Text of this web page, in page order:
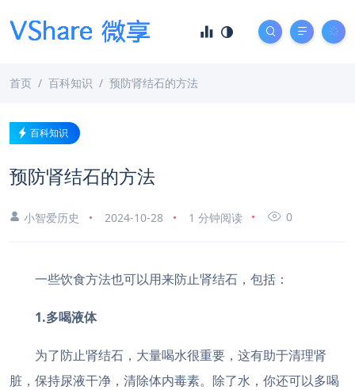
首页 百科知识 预防肾结石的方法
百科知识
预防肾结石的方法
小智爱历史 2024-10-28 1 分钟阅读 0
一些饮食方法也可以用来防止肾结石，包括：
1.多喝液体
为了防止肾结石，大量喝水很重要，这有助于清理肾
脏，保持尿液干净，清除体内毒素。除了水，你还可以多喝